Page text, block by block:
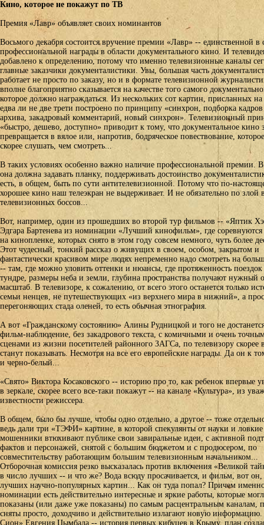
Кино, которое не покажут по ТВ
Премия «Лавр» объявляет своих номинантов
Восьмого декабря состоится вручение премии «Лавр» -- единственной в
профессиональной награды в области документального кино. И
добавлено к определению, потому что именно телевизионные каналы
главные заказчики документалистики. Увы, большая часть
работает не просто по заказу, но и в формате телевизионной
вполне благоприятно сказывается на качестве того самого
которое должно награждаться. Из нескольких сот картин, присланных на
едва ли не две трети построено по принципу «синхрон, подборка
архива, закадровый комментарий, новый синхрон». Телевизионный
«быстро, дешево, доступно» приводит к тому, что документальное кино
превращается в вялое или, напротив, бодряческое повествование,
скорее слушать, чем смотреть...
В таких условиях особенно важно наличие профессиональной премии. В
она должна задавать планку, поддерживать достоинство
есть, в общем, быть по сути антителевизионной. Потому что по-
хорошее кино наш телеэкран не выдерживает. И не обязательно по злой
телевизионных боссов...
Вот, например, один из прошедших во второй тур фильмов -- «Яптик
Эдгара Бартенева из номинации «Лучший кинофильм», где
на кинопленке, которых снято в этом году совсем немного, чуть более
Этот чудесный, тонкий рассказ о живущих в своем, особом, закрытом и
фантастически красивом мире людях непременно надо смотреть на
-- там, где можно уловить оттенки и нюансы, где протяженность
тундре, размеры неба и земли, глубина пространства получают нужный
масштаб. В телевизоре, к сожалению, от всего этого останется только
семьи ненцев, не путешествующих «из верхнего мира в нижний», а
перегоняющих стада оленей, то есть обычная этнография.
А вот «Гражданскому состоянию» Алины Рудницкой и того не
фильм-наблюдение, без закадрового текста, с комичными и очень
сценами из жизни посетителей районного ЗАГСа, по телевизору скорее
станут показывать. Несмотря на все его европейские награды. Да он к
и черно-белый...
«Свято» Виктора Косаковского -- историю про то, как ребенок впервые
в зеркале, скорее всего все-таки покажут -- на канале «Культура», из
известности режиссера.
В общем, было бы лучше, чтобы одно отдельно, а другое -- тоже
ведь дали три «ТЭФИ» картине, в которой спекулянты от науки и ловкие
мошенники втюхивают публике свои завиральные идеи, с активной
фактов и персонажей, снятой с большим бюджетом и с продюсером, по
совместительству работающим большим телевизионным начальником...
Отборочная комиссия резко высказалась против включения «Великой
в число лучших -- и что же? Вода всюду просачивается, и фильм, вот он,
лучших научно-популярных картин... Как он туда попал? Причем
номинации есть действительно интересные и яркие работы, которые
показаны (или даже уже показаны) по самым расцентральным каналам,
сняты просто, доходчиво и действительно излагают новую
Сион» Евгения Цымбала -- история первых кибуцев в Крыму, план